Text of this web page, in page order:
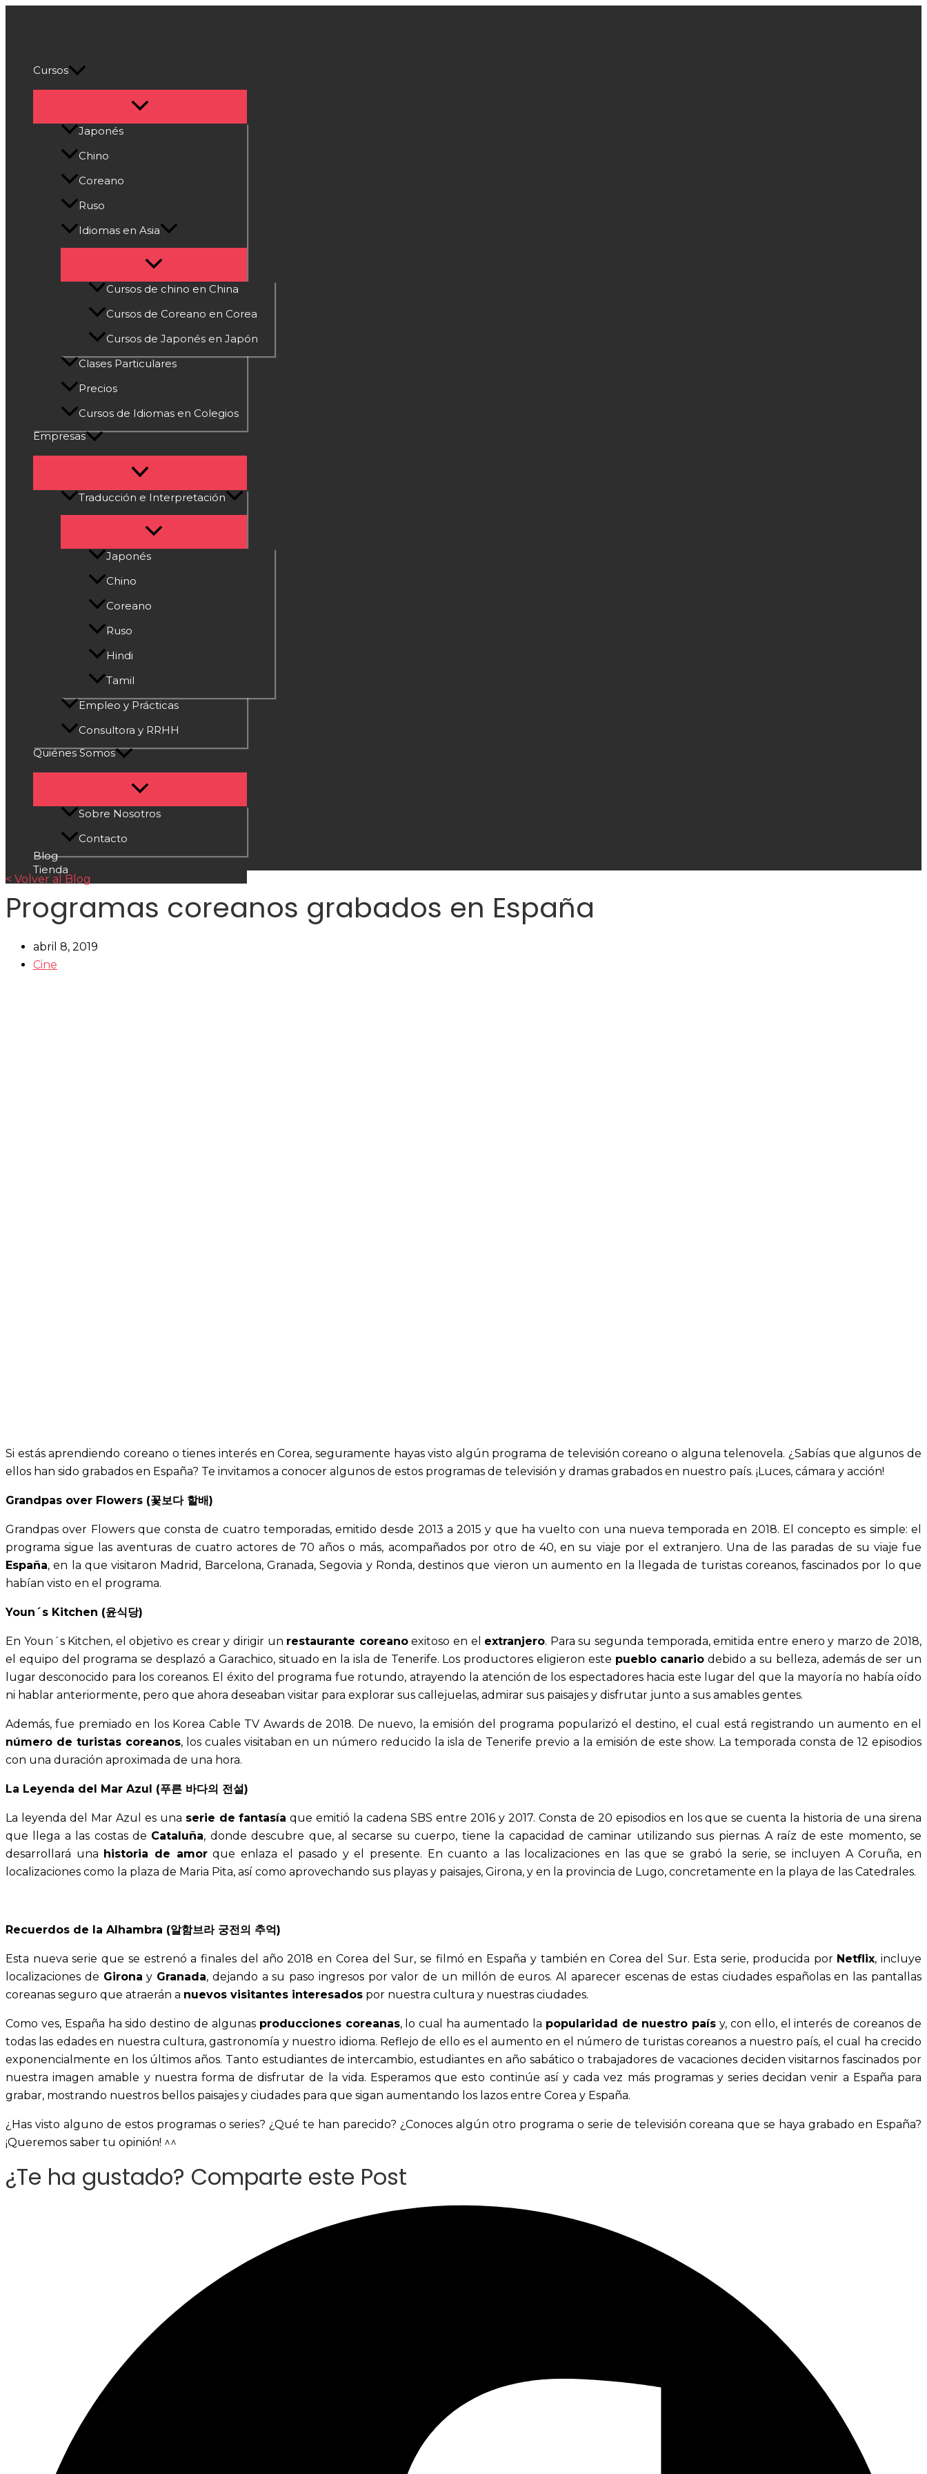
Ir
Cursos
Alternar
Japonés
Chino
Coreano
Ruso
Idiomas en Asia
Alternar
Cursos de chino en China
Cursos de Coreano en Corea
Cursos de Japonés en Japón
Clases Particulares
Precios
Cursos de Idiomas en Colegios
Empresas
Alternar
Traducción e Interpretación
Alternar
Japonés
Chino
Coreano
Ruso
Hindi
Tamil
Empleo y Prácticas
Consultora y RRHH
Quiénes Somos
Alternar
Sobre Nosotros
Contacto
Blog
Tienda
< Volver al Blog
Programas coreanos grabados en España
abril 8, 2019
Cine
Si estás aprendiendo coreano o tienes interés en Corea, seguramente hayas visto algún programa de televisión coreano o alguna telenovela. ¿Sabías que algunos de
ellos han sido grabados en España? Te invitamos a conocer algunos de estos programas de televisión y dramas grabados en nuestro país. ¡Luces, cámara y acción!
Grandpas over Flowers (꽃보다 할배)
Grandpas over Flowers que consta de cuatro temporadas, emitido desde 2013 a 2015 y que ha vuelto con una nueva temporada en 2018. El concepto es simple: el
programa sigue las aventuras de cuatro actores de 70 años o más, acompañados por otro de 40, en su viaje por el extranjero. Una de las paradas de su viaje fue
España, en la que visitaron Madrid, Barcelona, Granada, Segovia y Ronda, destinos que vieron un aumento en la llegada de turistas coreanos, fascinados por lo que
habían visto en el programa.
Youn´s Kitchen (윤식당)
En Youn´s Kitchen, el objetivo es crear y dirigir un restaurante coreanoexitoso en el extranjero. Para su segunda temporada, emitida entre enero y marzo de 2018,
el equipo del programa se desplazó a Garachico, situado en la isla de Tenerife. Los productores eligieron este pueblo canario debido a su belleza, además de ser un
lugar desconocido para los coreanos. El éxito del programa fue rotundo, atrayendo la atención de los espectadores hacia este lugar del que la mayoría no había oído
ni hablar anteriormente, pero que ahora deseaban visitar para explorar sus callejuelas, admirar sus paisajes y disfrutar junto a sus amables gentes.
Además, fue premiado en los Korea Cable TV Awards de 2018. De nuevo, la emisión del programa popularizó el destino, el cual está registrando un aumento en el
número de turistas coreanos, los cuales visitaban en un número reducido la isla de Tenerife previo a la emisión de este show. La temporada consta de 12 episodios
con una duración aproximada de una hora.
La Leyenda del Mar Azul (푸른 바다의 전설)
La leyenda del Mar Azul es una serie de fantasía que emitió la cadena SBS entre 2016 y 2017. Consta de 20 episodios en los que se cuenta la historia de una sirena
que llega a las costas de Cataluña, donde descubre que, al secarse su cuerpo, tiene la capacidad de caminar utilizando sus piernas. A raíz de este momento, se
desarrollará una historia de amorque enlaza el pasado y el presente. En cuanto a las localizaciones en las que se grabó la serie, se incluyen A Coruña, en
localizaciones como la plaza de Maria Pita, así como aprovechando sus playas y paisajes, Girona, y en la provincia de Lugo, concretamente en la playa de las Catedrales.
Recuerdos de la Alhambra (알함브라 궁전의 추억)
Esta nueva serie que se estrenó a finales del año 2018 en Corea del Sur, se filmó en España y también en Corea del Sur. Esta serie, producida por Netflix, incluye
localizaciones de Girona y Granada, dejando a su paso ingresos por valor de un millón de euros. Al aparecer escenas de estas ciudades españolas en las pantallas
coreanas seguro que atraerán a nuevos visitantes interesados por nuestra cultura y nuestras ciudades.
Como ves, España ha sido destino de algunas producciones coreanas, lo cual ha aumentado la popularidad de nuestro país y, con ello, el interés de coreanos de
todas las edades en nuestra cultura, gastronomía y nuestro idioma. Reflejo de ello es el aumento en el número de turistas coreanos a nuestro país, el cual ha crecido
exponencialmente en los últimos años. Tanto estudiantes de intercambio, estudiantes en año sabático o trabajadores de vacaciones deciden visitarnos fascinados por
nuestra imagen amable y nuestra forma de disfrutar de la vida. Esperamos que esto continúe así y cada vez más programas y series decidan venir a España para
grabar, mostrando nuestros bellos paisajes y ciudades para que sigan aumentando los lazos entre Corea y España.
¿Has visto alguno de estos programas o series? ¿Qué te han parecido? ¿Conoces algún otro programa o serie de televisión coreana que se haya grabado en España?
¡Queremos saber tu opinión! ^^
¿Te ha gustado? Comparte este Post